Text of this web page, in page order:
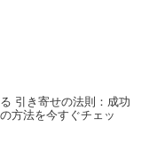
引き寄せの法則：成功
方法を今すぐチェッ